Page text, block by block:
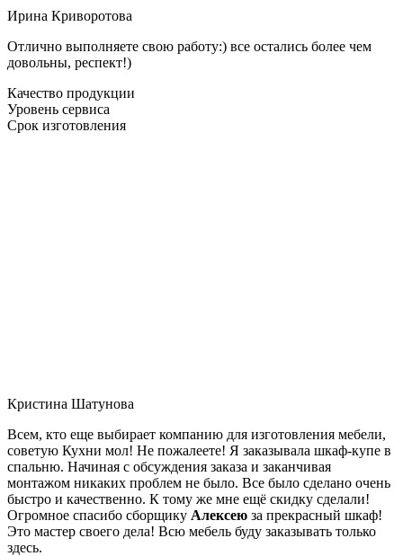
Ирина Криворотова
Отлично выполняете свою работу:) все остались более чем
довольны, респект!)
Качество продукции
Уровень сервиса
Срок изготовления
Кристина Шатунова
Всем, кто еще выбирает компанию для изготовления мебели,
советую Кухни мол! Не пожалеете! Я заказывала шкаф-купе в
спальню. Начиная с обсуждения заказа и заканчивая
монтажом никаких проблем не было. Все было сделано очень
быстро и качественно. К тому же мне ещё скидку сделали!
Огромное спасибо сборщику Алексею за прекрасный шкаф!
Это мастер своего дела! Всю мебель буду заказывать только
здесь.